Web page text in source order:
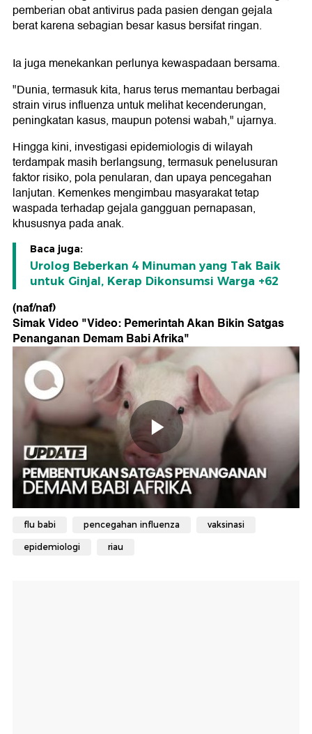
pemberian obat antivirus pada pasien dengan gejala
berat karena sebagian besar kasus bersifat ringan.
Ia juga menekankan perlunya kewaspadaan bersama.
"Dunia, termasuk kita, harus terus memantau berbagai
strain virus influenza untuk melihat kecenderungan,
peningkatan kasus, maupun potensi wabah," ujarnya.
Hingga kini, investigasi epidemiologis di wilayah
terdampak masih berlangsung, termasuk penelusuran
faktor risiko, pola penularan, dan upaya pencegahan
lanjutan. Kemenkes mengimbau masyarakat tetap
waspada terhadap gejala gangguan pernapasan,
khususnya pada anak.
Baca juga:
Urolog Beberkan 4 Minuman yang Tak Baik
untuk Ginjal, Kerap Dikonsumsi Warga +62
(naf/naf)
Simak Video "Video: Pemerintah Akan Bikin Satgas
Penanganan Demam Babi Afrika"
flu babi pencegahan influenza vaksinasi
epidemiologi riau